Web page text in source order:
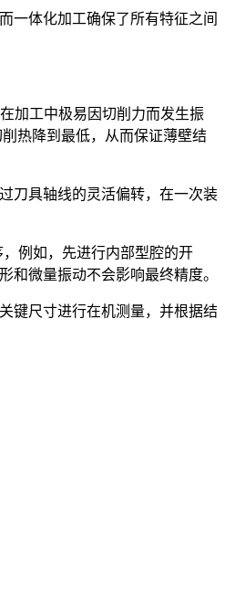
一体化加工确保了所有特征之间
加工中极易因切削力而发生振
热降到最低，从而保证薄壁结
刀具轴线的灵活偏转，在一次装
例如，先进行内部型腔的开
微量振动不会影响最终精度。
键尺寸进行在机测量，并根据结